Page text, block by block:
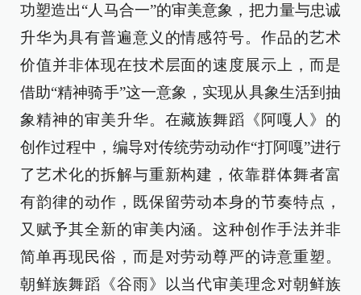
功塑造出“人马合一”的审美意象，把力量与忠诚
升华为具有普遍意义的情感符号。作品的艺术
价值并非体现在技术层面的速度展示上，而是
借助“精神骑手”这一意象，实现从具象生活到抽
象精神的审美升华。在藏族舞蹈《阿嘎人》的
创作过程中，编导对传统劳动动作“打阿嘎”进行
了艺术化的拆解与重新构建，依靠群体舞者富
有韵律的动作，既保留劳动本身的节奏特点，
又赋予其全新的审美内涵。这种创作手法并非
简单再现民俗，而是对劳动尊严的诗意重塑。
朝鲜族舞蹈《谷雨》以当代审美理念对朝鲜族